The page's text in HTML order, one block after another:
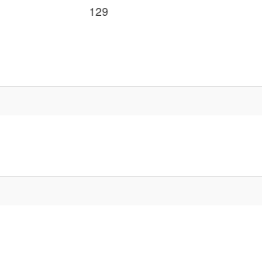
129